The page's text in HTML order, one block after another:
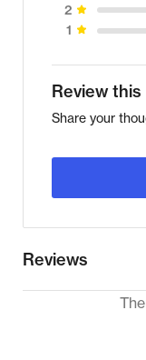
2
1
Review
Share your
Reviews